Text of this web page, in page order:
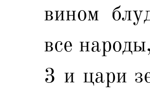
вином
все народы,
3 и цари